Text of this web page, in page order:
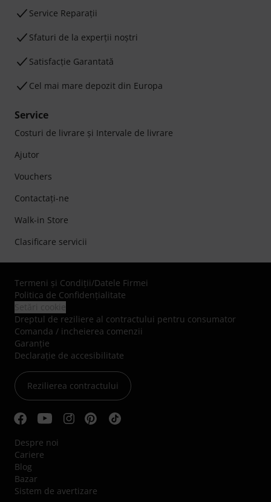
Service Reparații
Sfaturi de la experții noștri
Satisfacție Garantată
Cel mai mare depozit din Europa
Service
Costuri de livrare şi Intervale de livrare
Ajutor
Vouchers
Contactaţi-ne
Walk-in Store
Clasificare servicii
Termeni şi Condiţii/Datele Firmei
Politica de Confidenţialitate
Dreptul de reziliere al contractului pentru consumator
Comanda / incheierea comenzii
Garanție
Declarație de accesibilitate
Rezilierea contractului
Despre noi
Cariere
Blog
Bazar
Sistem de avertizare